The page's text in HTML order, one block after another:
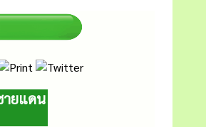
ายแดน